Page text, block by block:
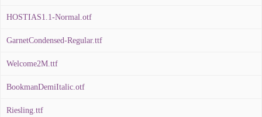
HOSTIAS1.1-Normal.otf
GarnetCondensed-Regular.ttf
Welcome2M.ttf
BookmanDemiItalic.otf
Riesling.ttf